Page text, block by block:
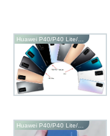
Huawei P40/P40 Lite/P40 Pro